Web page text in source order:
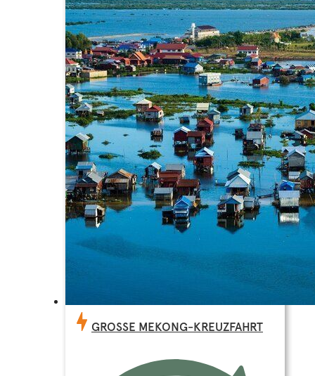
GROSSE MEKONG-KREUZFAHRT